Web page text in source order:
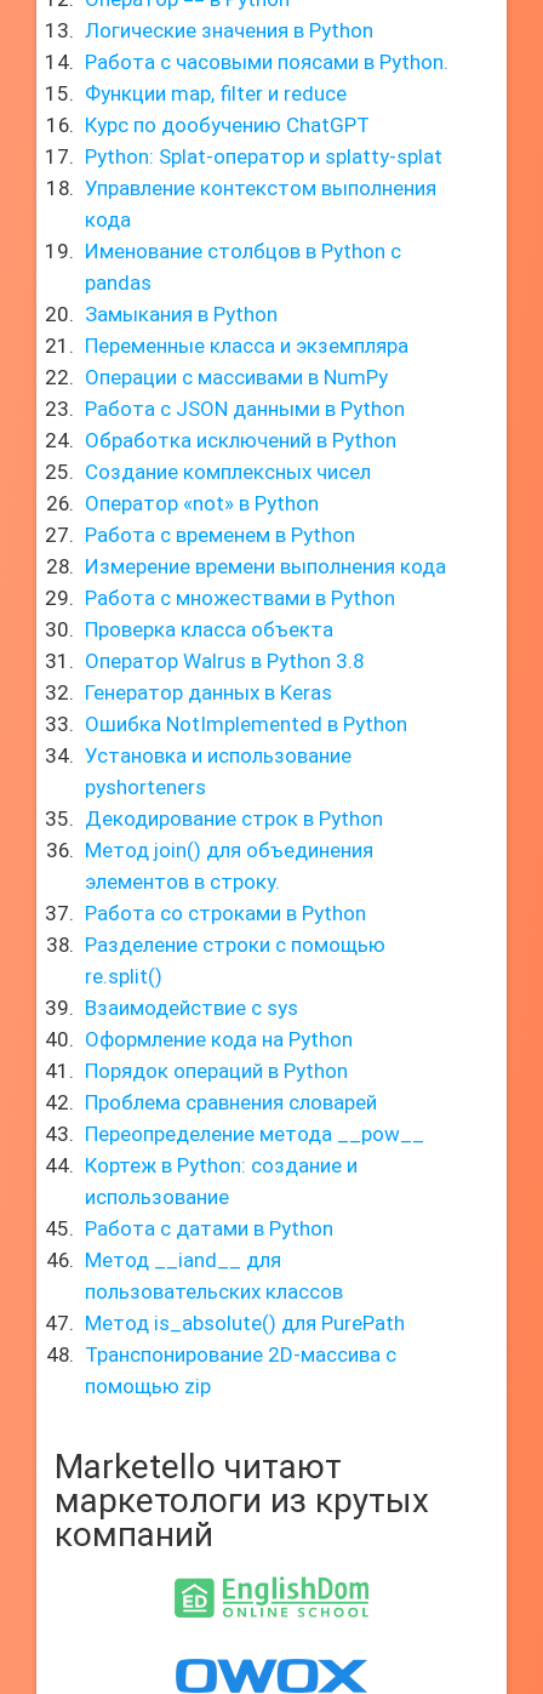
Логические значения в Python
Работа с часовыми поясами в Python.
Функции map, filter и reduce
Курс по дообучению ChatGPT
Python: Splat-оператор и splatty-splat
Управление контекстом выполнения
кода
Именование столбцов в Python с
pandas
Замыкания в Python
Переменные класса и экземпляра
Операции с массивами в NumPy
Работа с JSON данными в Python
Обработка исключений в Python
Создание комплексных чисел
Оператор «not» в Python
Работа с временем в Python
Измерение времени выполнения кода
Работа с множествами в Python
Проверка класса объекта
Оператор Walrus в Python 3.8
Генератор данных в Keras
Ошибка NotImplemented в Python
Установка и использование
pyshorteners
Декодирование строк в Python
Метод join() для объединения
элементов в строку.
Работа со строками в Python
Разделение строки с помощью
re.split()
Взаимодействие с sys
Оформление кода на Python
Порядок операций в Python
Проблема сравнения словарей
Переопределение метода __pow__
Кортеж в Python: создание и
использование
Работа с датами в Python
Метод __iand__ для
пользовательских классов
Метод is_absolute() для PurePath
Транспонирование 2D-массива с
помощью zip
Marketello читают
маркетологи из крутых
компаний